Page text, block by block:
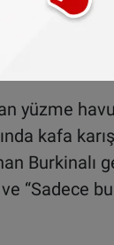
yüzme
kafa
Burkinalı
“Sadece